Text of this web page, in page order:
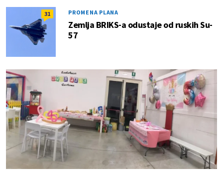
31 PROMENA PLANA
Zemlja BRIKS-a odustaje od ruskih Su-
57